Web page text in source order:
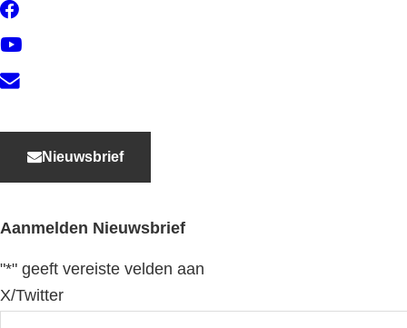
YouTube
Contact
Nieuwsbrief
Aanmelden Nieuwsbrief
"*" geeft vereiste velden aan
X/Twitter